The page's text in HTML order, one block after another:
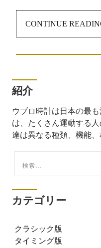
CONTINUE
紹介
ウブロ時計は日本の最
は、たくさん運動する
達は異なる種類、機能、
索:
カテゴリー
クラシック版
タイミング版